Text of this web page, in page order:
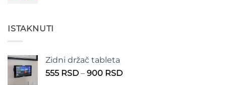
ISTAKNUTI
Zidni držač tableta
555 RSD – 900 RSDRaspon